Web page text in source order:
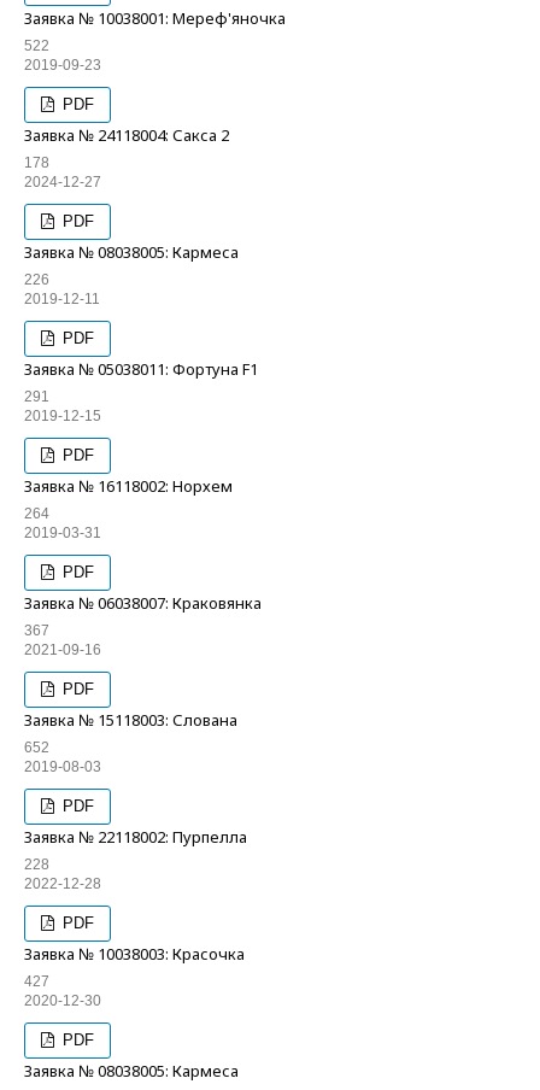
Заявка № 10038001: Мереф'яночка
522
2019-09-23
PDF
Заявка № 24118004: Сакса 2
178
2024-12-27
PDF
Заявка № 08038005: Кармеса
226
2019-12-11
PDF
Заявка № 05038011: Фортуна F1
291
2019-12-15
PDF
Заявка № 16118002: Норхем
264
2019-03-31
PDF
Заявка № 06038007: Краковянка
367
2021-09-16
PDF
Заявка № 15118003: Слована
652
2019-08-03
PDF
Заявка № 22118002: Пурпелла
228
2022-12-28
PDF
Заявка № 10038003: Красочка
427
2020-12-30
PDF
Заявка № 08038005: Кармеса